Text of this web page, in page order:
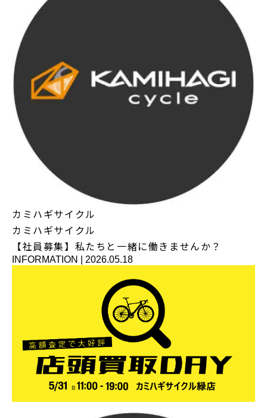
カミハギサイクル
カミハギサイクル
【社員募集】私たちと一緒に働きませんか？
INFORMATION 2026.05.18